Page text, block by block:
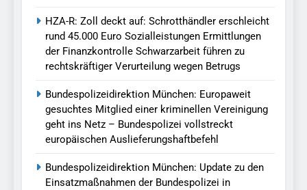
HZA-R: Zoll deckt auf: Schrotthändler erschleicht
rund 45.000 Euro Sozialleistungen Ermittlungen
der Finanzkontrolle Schwarzarbeit führen zu
rechtskräftiger Verurteilung wegen Betrugs
Bundespolizeidirektion München: Europaweit
gesuchtes Mitglied einer kriminellen Vereinigung
geht ins Netz – Bundespolizei vollstreckt
europäischen Auslieferungshaftbefehl
Bundespolizeidirektion München: Update zu den
Einsatzmaßnahmen der Bundespolizei in